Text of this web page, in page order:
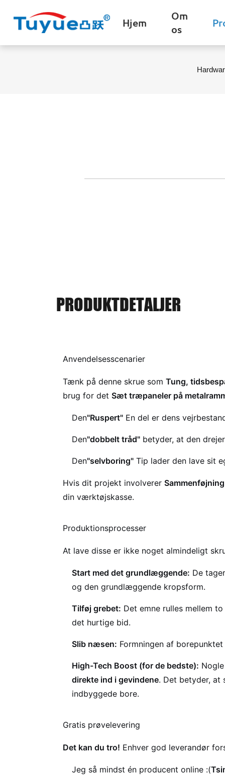
Hjem
Om
os
PRODUKTDETALJER
Anvendelsesscenarier
Tænk på denne skrue somTung,
brug for detSæt træpaneler på
Den"Ruspert" En del er dens
Den"dobbelt tråd" betyder, at den
Den"selvboring" Tip lader den lave sit
Hvis dit projekt involverer
din værktøjskasse.
Produktionsprocesser
At lave disse er ikke noget almindeligt
Start med det grundlæggende: De
og den grundlæggende kropsform.
Tilføj grebet: Det emne rulles mellem
det hurtige bid.
Slib næsen: Formningen af
High-Tech Boost (for de bedste):
direkte ind i gevindene. Det betyder, at
indbyggede bore.
Gratis prøvelevering
Det kan du tro! Enhver god leverandør
Jeg så mindst én producent online :(